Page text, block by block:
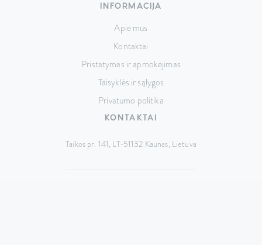
INFORMACIJA
Apie mus
Kontaktai
Pristatymas ir apmokėjimas
Taisyklės ir sąlygos
Privatumo politika
KONTAKTAI
Taikos pr. 141, LT-51132 Kaunas, Lietuva